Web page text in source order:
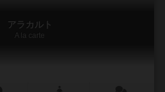
アラカルト
A la carte